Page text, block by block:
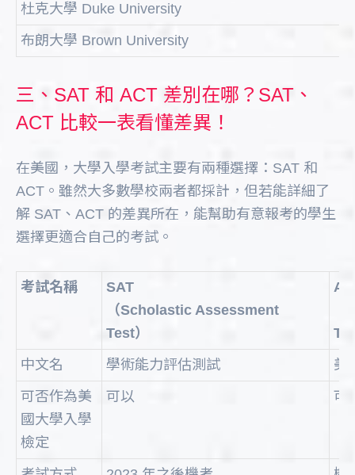
杜克大學 Duke University
布朗大學 Brown University
三、SAT 和 ACT 差別在哪？SAT、
ACT 比較一表看懂差異！
在美國，大學入學考試主要有兩種選擇：SAT 和
ACT。雖然大多數學校兩者都採計，但若能詳細了
解 SAT、ACT 的差異所在，能幫助有意報考的學生
選擇更適合自己的考試。
考試名稱
SAT
（Scholastic Assessment
Test）
中文名
學術能力評估測試
美
可否作為美
國大學入學
檢定
可以 可